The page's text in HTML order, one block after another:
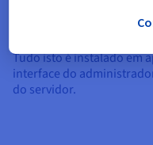
videochamadas
equipa. O Deck oferece
Kanban. Memórias
Tudo isto é instalado em
interface do
do servidor.